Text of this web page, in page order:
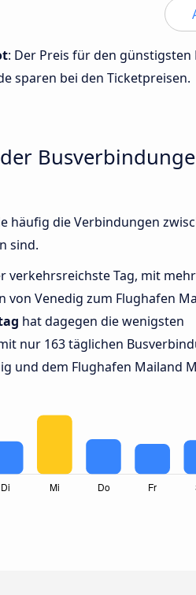
: Der Preis für den
sparen bei den Ticketpreisen.
häufig die Verbindungen
sind.
verkehrsreichste Tag, mit
von Venedig zum Flughafen
hat dagegen die wenigsten
nur 163 täglichen
und dem Flughafen Mailand